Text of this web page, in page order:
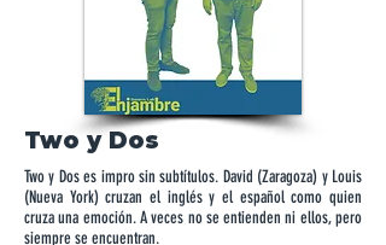
Two y Dos
Two y Dos es impro sin subtítulos. David (Zaragoza) y Louis
(Nueva York) cruzan el inglés y el español como quien
cruza una emoción. A veces no se entienden ni ellos, pero
siempre se encuentran.